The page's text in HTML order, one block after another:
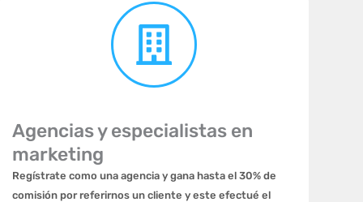
Agencias y especialistas en
marketing
Regístrate como una agencia y gana hasta el 30% de
comisión por referirnos un cliente y este efectué el